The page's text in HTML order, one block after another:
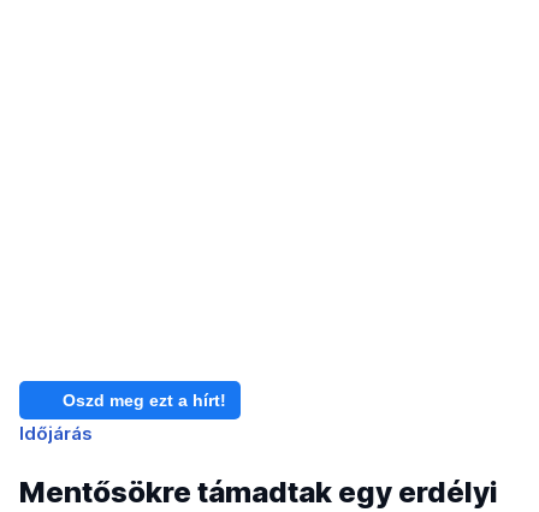
Oszd meg ezt a hírt!
Időjárás
Mentősökre támadtak egy erdélyi